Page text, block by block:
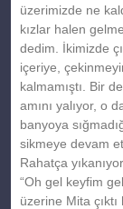
üzerimizde ne
kızlar halen
dedim. İkimizde
içeriye,
kalmamıştı. Bir
amını yalıyor, o
banyoya
sikmeye devam
Rahatça
“Oh gel keyfim
üzerine Mita